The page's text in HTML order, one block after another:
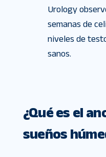
Urology
semanas de
niveles de
sanos.
¿Qué es el
sueños